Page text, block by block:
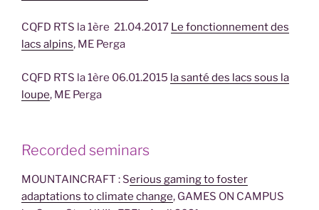
CQFD RTS la 1ère 21.04.2017 Le fonctionnement des
lacs alpins, ME Perga
CQFD RTS la 1ère 06.01.2015 la santé des lacs sous la
loupe, ME Perga
Recorded seminars
MOUNTAINCRAFT : Serious gaming to foster
adaptations to climate change, GAMES ON CAMPUS